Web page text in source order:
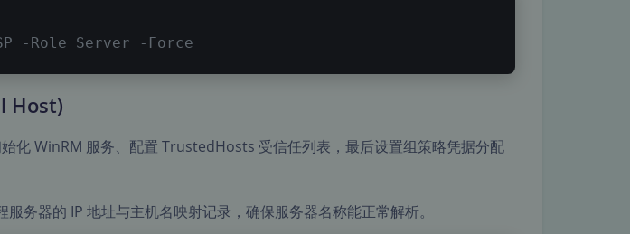
-Role Server -Force
Host)
化 WinRM 服务、配置 TrustedHosts 受信任列表，最后设置组策略凭据分配
务器的 IP 地址与主机名映射记录，确保服务器名称能正常解析。